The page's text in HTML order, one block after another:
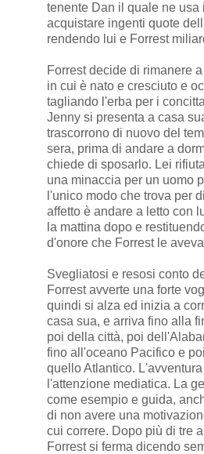
tenente Dan il quale ne usa
acquistare ingenti quote
rendendo lui e Forrest
Forrest decide di rimanere
in cui è nato e cresciuto e
tagliando l'erba per i
Jenny si presenta a casa
trascorrono di nuovo del
sera, prima di andare a
chiede di sposarlo. Lei
una minaccia per un uomo
l'unico modo che trova per
affetto è andare a letto con
la mattina dopo e
d'onore che Forrest le
Svegliatosi e resosi conto
Forrest avverte una forte
quindi si alza ed inizia a
casa sua, e arriva fino alla
poi della città, poi
fino all'oceano Pacifico e
quello Atlantico.
l'attenzione mediatica. La
come esempio e guida,
di non avere una
cui correre. Dopo più di tre
Forrest si ferma dicendo